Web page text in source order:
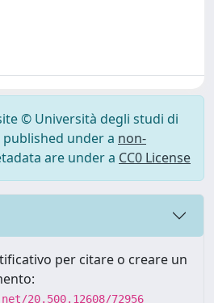
© Università degli studi di
published under a non-
are under a CC0 License
per citare o creare un
20.500.12608/72956